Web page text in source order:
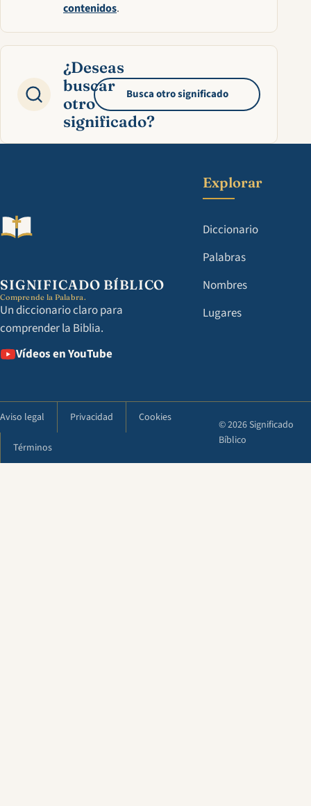
contenidos.
¿Deseas
buscar
otro
significado?
Busca otro significado
SIGNIFICADO BÍBLICO
Comprende la Palabra.
Un diccionario claro para
comprender la Biblia.
Vídeos en YouTube
Explorar
Diccionario
Palabras
Nombres
Lugares
Aviso legal Privacidad Cookies
Términos
© 2026 Significado
Bíblico